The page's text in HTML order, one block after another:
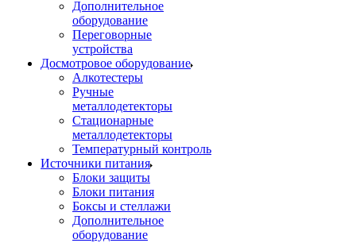
Дополнительное
оборудование
Переговорные
устройства
Досмотровое оборудование
Алкотестеры
Ручные
металлодетекторы
Стационарные
металлодетекторы
Температурный контроль
Источники питания
Блоки защиты
Блоки питания
Боксы и стеллажи
Дополнительное
оборудование